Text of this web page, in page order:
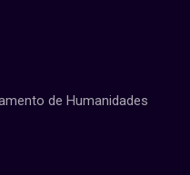
de Humanidades